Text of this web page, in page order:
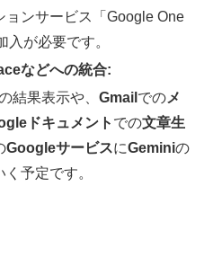
ョンサービス「Google One
入が必要です。
などへの統合:
結果表示や、Gmail でのメ
ドキュメント での文章生
GoogleサービスにGeminiの
予定です。